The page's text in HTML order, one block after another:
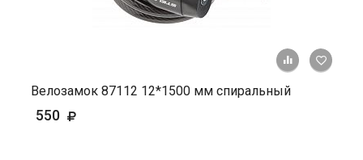
+ К
Велозамок 87112 12*1500 мм спиральный
550